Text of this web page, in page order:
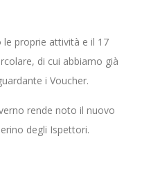
proprie attività e il 17
di cui abbiamo già
i Voucher.
rende noto il nuovo
degli Ispettori.